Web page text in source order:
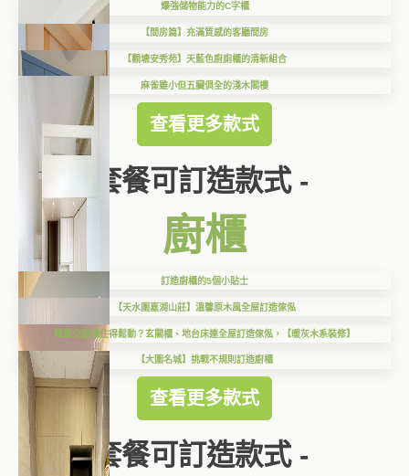
爆強儲物能力的C字櫃
【間房篇】充滿質感的客廳間房
【觀塘安秀苑】天藍色廚廁櫃的清新組合
麻雀雖小但五臟俱全的淺木閣樓
查看更多款式
套餐可訂造款式 -
廚櫃
訂造廚櫃的5個小貼士
【天水圍嘉湖山莊】溫馨原木風全屋訂造傢俬
細單位點樣住得鬆動？玄關櫃、地台床連全屋訂造傢俬，【暖灰木系裝修】
【大圍名城】挑戰不規則訂造廚櫃
查看更多款式
套餐可訂造款式 -